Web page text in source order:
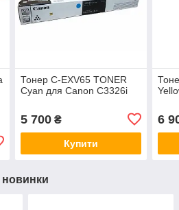
Тонер C-EXV65 TONER
Cyan для Canon C3326i
5 700₴
Купити
6
новинки